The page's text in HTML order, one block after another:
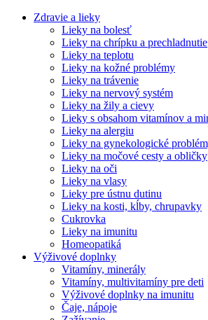
Zdravie a lieky
Lieky na bolesť
Lieky na chrípku a prechladnutie
Lieky na teplotu
Lieky na kožné problémy
Lieky na trávenie
Lieky na nervový systém
Lieky na žily a cievy
Lieky s obsahom vitamínov a
Lieky na alergiu
Lieky na gynekologické
Lieky na močové cesty a obličky
Lieky na oči
Lieky na vlasy
Lieky pre ústnu dutinu
Lieky na kosti, kĺby, chrupavky
Cukrovka
Lieky na imunitu
Homeopatiká
Výživové doplnky
Vitamíny, minerály
Vitamíny, multivitamíny pre deti
Výživové doplnky na imunitu
Čaje, nápoje